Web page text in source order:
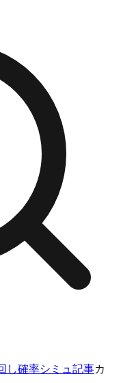
し確率シミュ 記事カ